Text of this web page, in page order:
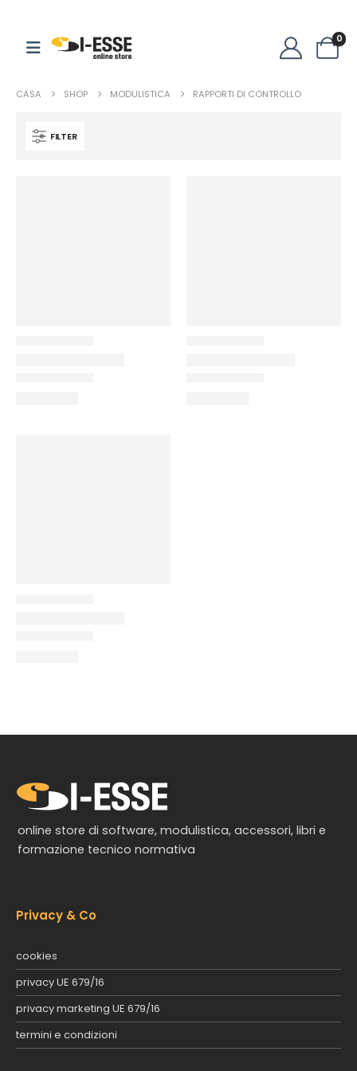
0
CASA SHOP MODULISTICA RAPPORTI DI CONTROLLO
FILTER
online store di software, modulistica, accessori, libri e
formazione tecnico normativa
Privacy & Co
cookies
privacy UE 679/16
privacy marketing UE 679/16
termini e condizioni